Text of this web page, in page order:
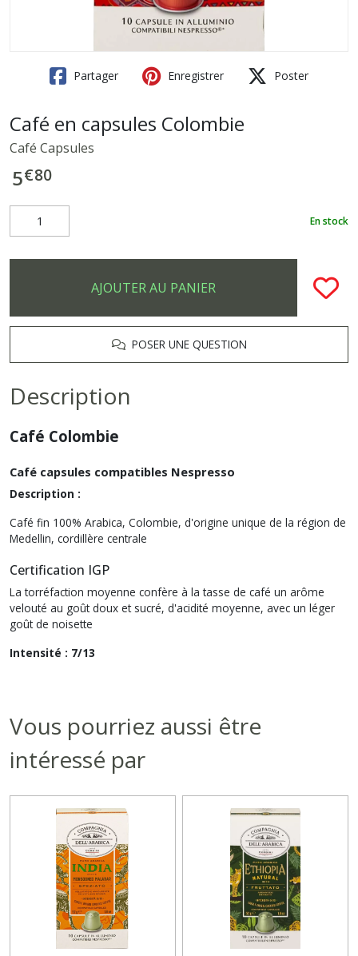
Partager Enregistrer Poster
Café en capsules Colombie
Café Capsules
5€80
En stock
AJOUTER AU PANIER
POSER UNE QUESTION
Description
Café Colombie
Café capsules compatibles Nespresso
Description :
Café fin 100% Arabica, Colombie, d'origine unique de la région de
Medellin, cordillère centrale
Certification IGP
La torréfaction moyenne confère à la tasse de café un arôme
velouté au goût doux et sucré, d'acidité moyenne, avec un léger
goût de noisette
Intensité : 7/13
Vous pourriez aussi être
intéressé par